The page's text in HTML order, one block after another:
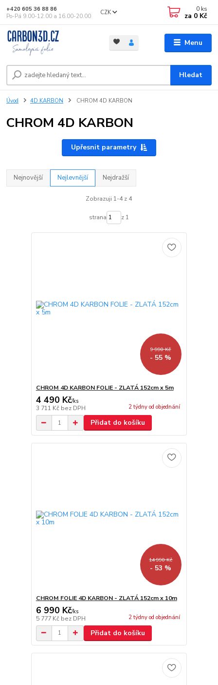
Menu
CZK
Hledat
+420 605 36 88 86
Po-Pá 9.00-12.00 a 16.00-20.00
0 ks
za 0 Kč
Úvod 4D KARBON CHROM 4D KARBON
CHROM 4D KARBON
Upřesnit parametry
Nejnovější Nejlevnější Nejdražší
Zobrazuji 1-4 z 4
strana z 1
9 990 Kč
- 55 %
CHROM 4D KARBON FOLIE - ZLATÁ 152cm x 5m
4 490 Kč/ks
3 711 Kč bez DPH 2 týdny od objednání
Přidat do košíku
14 990 Kč
- 53 %
CHROM FOLIE 4D KARBON - ZLATÁ 152cm x 10m
6 990 Kč/ks
5 777 Kč bez DPH 2 týdny od objednání
Přidat do košíku